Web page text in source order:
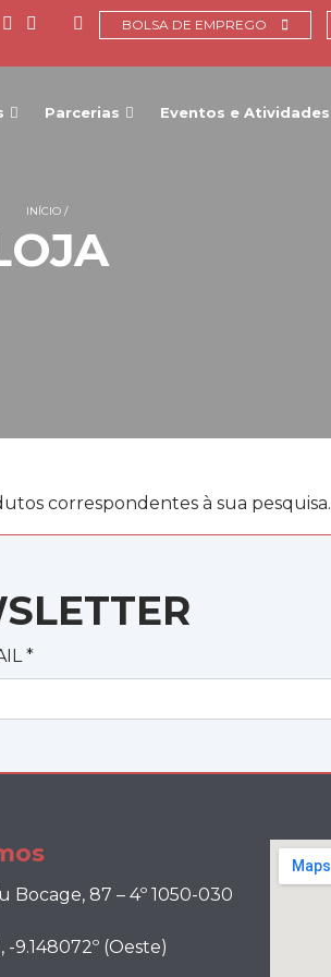
BOLSA DE EMPREGO
Parcerias Eventos e Atividades
INÍCIO
correspondentes à sua pesquisa.
*
Bocage, 87 – 4º 1050-030
9.148072º (Oeste)